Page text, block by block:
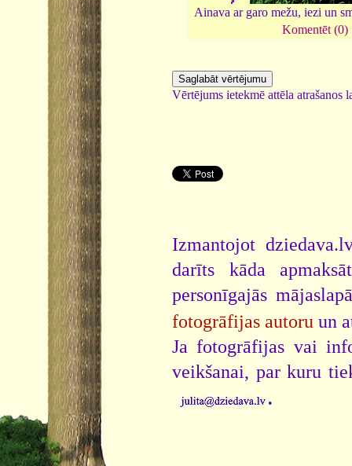
Ainava ar garo mežu, iezi un
Komentēt (0)
Vērtējums ietekmē attēla atrašanos
Izmantojot
darīts kāda
personīgajās
fotogrāfijas autoru un
Ja fotogrāfijas vai
veikšanai, par kuru
.